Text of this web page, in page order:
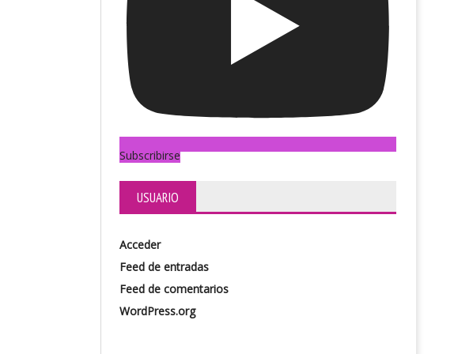
Subscribirse
USUARIO
Acceder
Feed de entradas
Feed de comentarios
WordPress.org